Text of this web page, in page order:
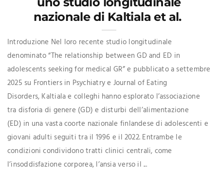
nazionale di Kaltiala et al.
Introduzione Nel loro recente studio longitudinale
denominato “The relationship between GD and ED in
adolescents seeking for medical GR” e pubblicato a settembre
2025 su Frontiers in Psychiatry e Journal of Eating
Disorders, Kaltiala e colleghi hanno esplorato l’associazione
tra disforia di genere (GD) e disturbi dell’alimentazione
(ED) in una vasta coorte nazionale finlandese di adolescenti e
giovani adulti seguiti tra il 1996 e il 2022. Entrambe le
condizioni condividono tratti clinici centrali, come
l’insoddisfazione corporea, l’ansia verso il ...